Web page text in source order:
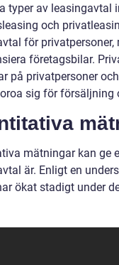
typer av leasingavtal
och
för
företagsbilar.
på privatpersoner
sig för försäljning
mätningar kan ge
är. Enligt en
ökat stadigt under